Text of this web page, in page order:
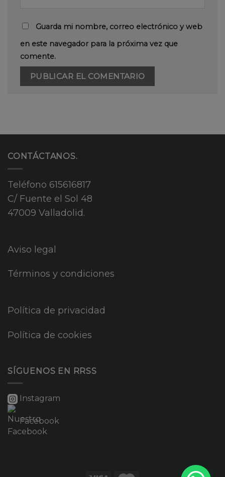
Guarda mi nombre, correo electrónico y web
en este navegador para la próxima vez que
comente.
CONTÁCTANOS.
Teléfono 615616817
C/ Fuente el Sol 48
47009 Valladolid.
Aviso legal
Términos y condiciones
Política de privacidad
Política de cookies
SÍGUENOS EN RRSS
Instagram
Facebook